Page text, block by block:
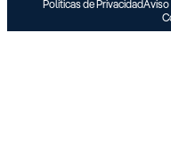
Políticas de PrivacidadAviso